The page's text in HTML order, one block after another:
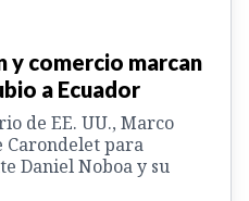
y comercio marcan
a Ecuador
de EE. UU., Marco
Carondelet para
Daniel Noboa y su